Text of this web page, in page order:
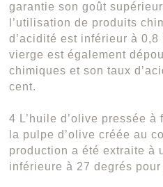
garantie son goût
l’utilisation de produits
d’acidité est inférieur à 0,8
vierge est également
chimiques et son taux
cent.
4 L’huile d’olive pressée
la pulpe d’olive créée au
production a été extraite à
inférieure à 27 degrés